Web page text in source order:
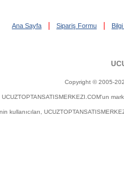
Ana Sayfa Sipariş Formu
Copyright © 2005-
UCUZTOPTANSATISMERKEZI.COM'un
kullanıcıları,